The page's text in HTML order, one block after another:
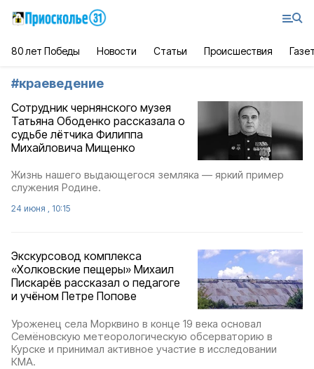
80 лет Победы Новости Статьи Происшествия
#краеведение
Сотрудник чернянского музея
Татьяна Ободенко рассказала о
судьбе лётчика Филиппа
Михайловича Мищенко
Жизнь нашего выдающегося земляка — яркий пример
служения Родине.
24 июня , 10:15
Экскурсовод комплекса
«Холковские пещеры» Михаил
Пискарёв рассказал о педагоге
и учёном Петре Попове
Уроженец села Морквино в конце 19 века основал
Семёновскую метеорологическую обсерваторию в
Курске и принимал активное участие в исследовании
КМА.